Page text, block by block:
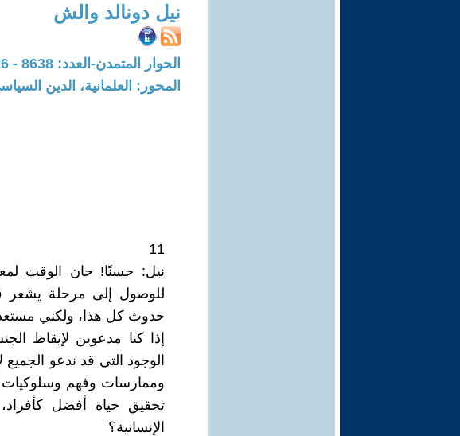
نيل دونالد والش
الحوار المتمدن-العدد: 8638 - 2026 / 3 / 6 - 03:46
المحور: العلمانية، الدين
11
نيل: حسنًا! حان الوقت
للوصول إلى مرحلة يشعر
حدوث كل هذا، ولكني
إذا كنا مدعوين لإيقاظ
الوجود التي قد ندعو
وممارسات وفهم وسلوكيات
تحقيق حياة أفضل
الإنسانية؟